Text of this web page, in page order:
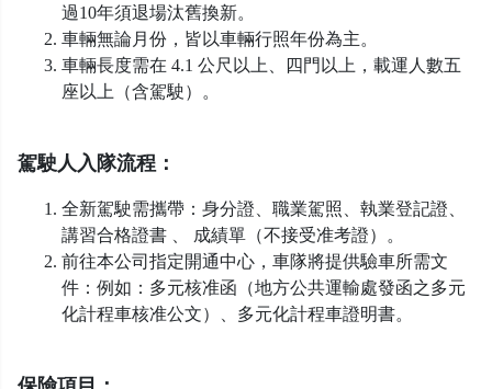
過10年須退場汰舊換新。
車輛無論月份，皆以車輛行照年份為主。
車輛長度需在 4.1 公尺以上、四門以上，載運人數五
座以上（含駕駛）。
駕駛人入隊流程：
全新駕駛需攜帶：身分證、職業駕照、執業登記證、
講習合格證書 、 成績單（不接受准考證）。
前往本公司指定開通中心，車隊將提供驗車所需文
件：例如：多元核准函（地方公共運輸處發函之多元
化計程車核准公文）、多元化計程車證明書。